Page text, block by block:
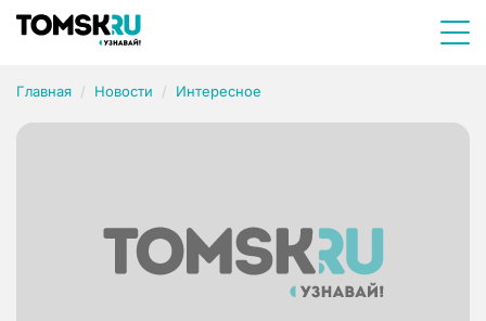
Главная Новости Интересное